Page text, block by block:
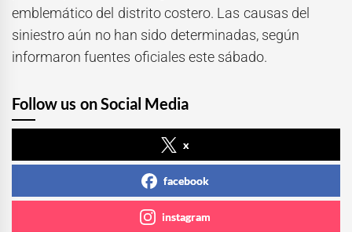
emblemático del distrito costero. Las causas del
siniestro aún no han sido determinadas, según
informaron fuentes oficiales este sábado.
Follow us on Social Media
x
facebook
instagram